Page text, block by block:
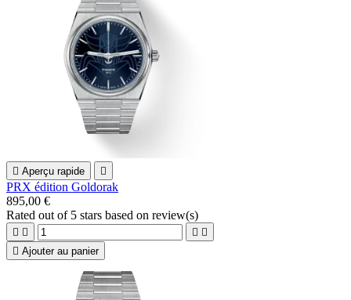
 Aperçu rapide 
PRX édition Goldorak
895,00 €
Rated out of 5 stars based on review(s)
   
 Ajouter au panier